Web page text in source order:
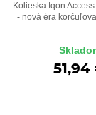
Kolieska Iqon
- nová éra
51,94